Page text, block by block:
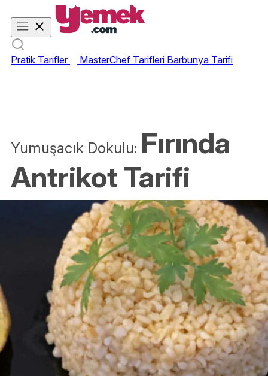
Pratik Tarifler MasterChef Tarifleri Barbunya Tarifi
Yumuşacık Dokulu: Fırında
Antrikot Tarifi